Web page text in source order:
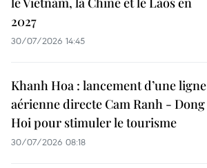
2027
30/07/2026 14:45
Khanh Hoa : lancement d’une ligne
aérienne directe Cam Ranh - Dong
Hoi pour stimuler le tourisme
30/07/2026 08:18